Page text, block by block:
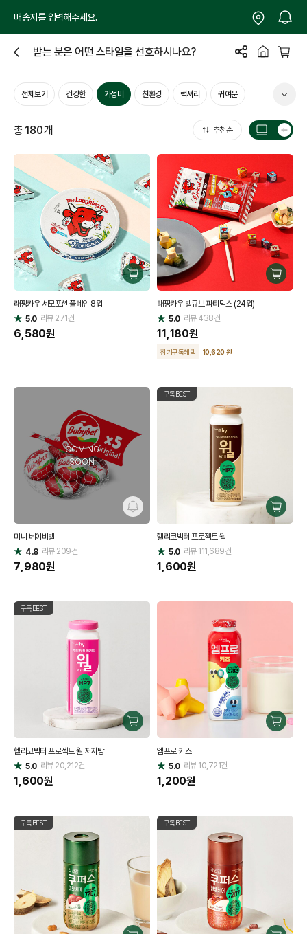
배송지를 입력해주세요.
닫
받는 분은 어떤 스타일을 선호하시나요?
전체보기 건강한 가성비 친환경 럭셔리 귀여운
총180개 추천순
목
전
환
구
매
래핑카우 세모포션 플레인 8입
별
점
5.0 리뷰271건
6,580원
구
매
래핑카우 벨큐브 파티믹스 (24입)
별
점
5.0 리뷰438건
11,180원
정기구독혜택 10,620 원
COMING
SOON
알
림
미니 베이비벨
별
점
4.8 리뷰209건
7,980원
구독BEST
구
매
헬리코박터 프로젝트 윌
별
점
5.0 리뷰111,689건
1,600원
구독BEST
구
매
헬리코박터 프로젝트 윌 저지방
별
점
5.0 리뷰20,212건
1,600원
구
매
엠프로 키즈
별
점
5.0 리뷰10,721건
1,200원
구독BEST 구독BEST